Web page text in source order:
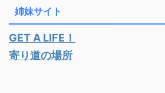
姉妹サイト
GET A LIFE！
寄り道の場所